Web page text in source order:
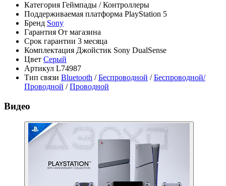
Категория Геймпады / Контроллеры
Поддерживаемая платформа PlayStation 5
Бренд Sony
Гарантия От магазина
Срок гарантии 3 месяца
Комплектация Джойстик Sony DualSense
Цвет Серый
Артикул L74987
Тип связи Bluetooth /Беспроводной /Беспроводной/
Проводной /Проводной
Видео